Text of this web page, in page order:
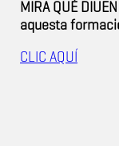
MIRA QUÈ
aquesta
CLIC AQUÍ